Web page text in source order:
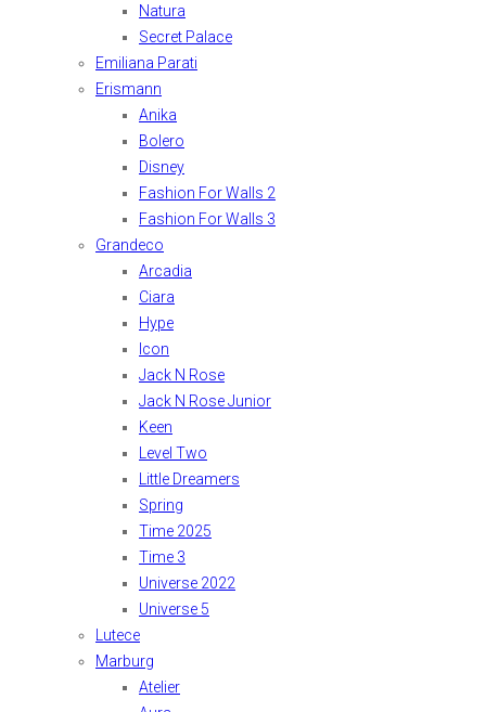
Natura
Secret Palace
Emiliana Parati
Erismann
Anika
Bolero
Disney
Fashion For Walls 2
Fashion For Walls 3
Grandeco
Arcadia
Ciara
Hype
Icon
Jack N Rose
Jack N Rose Junior
Keen
Level Two
Little Dreamers
Spring
Time 2025
Time 3
Universe 2022
Universe 5
Lutece
Marburg
Atelier